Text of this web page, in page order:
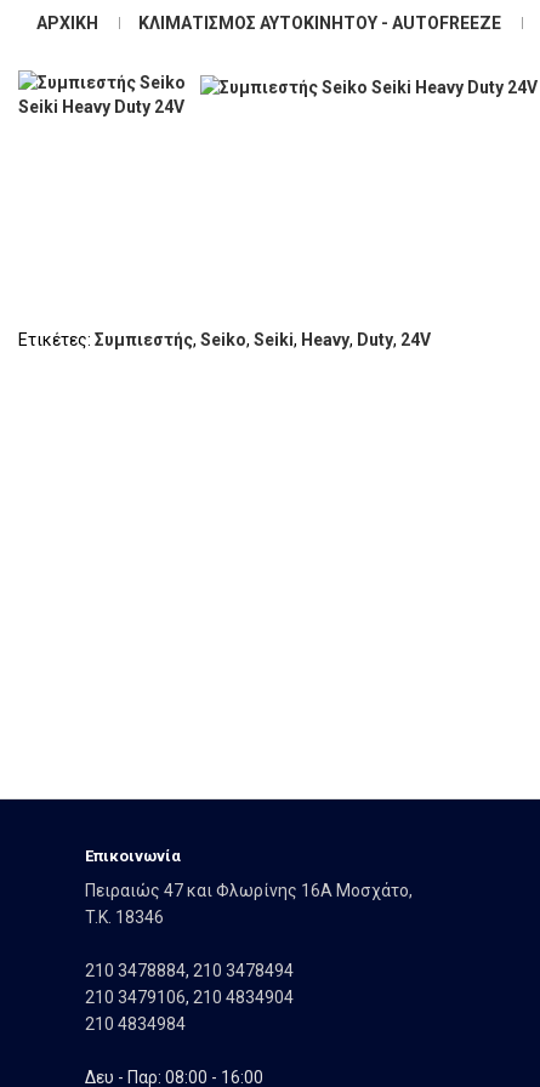
ΑΡΧΙΚΉ ΚΛΙΜΑΤΙΣΜΌΣ ΑΥΤΟΚΙΝΉΤΟΥ - AUTOFREEZE
Ετικέτες: Συμπιεστής, Seiko, Seiki, Heavy, Duty, 24V
Eπικοινωνία
Πειραιώς 47 και Φλωρίνης 16Α Μοσχάτο,
T.K. 18346
210 3478884, 210 3478494
210 3479106, 210 4834904
210 4834984
Δευ - Παρ: 08:00 - 16:00